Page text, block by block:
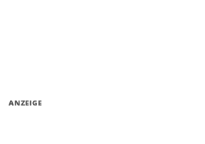
ANZEIGE